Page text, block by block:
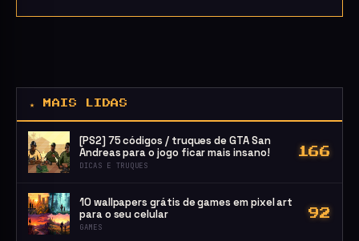
★ MAIS LIDAS
[PS2] 75 códigos / truques de GTA San
Andreas para o jogo ficar mais insano!
DICAS E TRUQUES
166
10 wallpapers grátis de games em pixel art
para o seu celular
GAMES
92